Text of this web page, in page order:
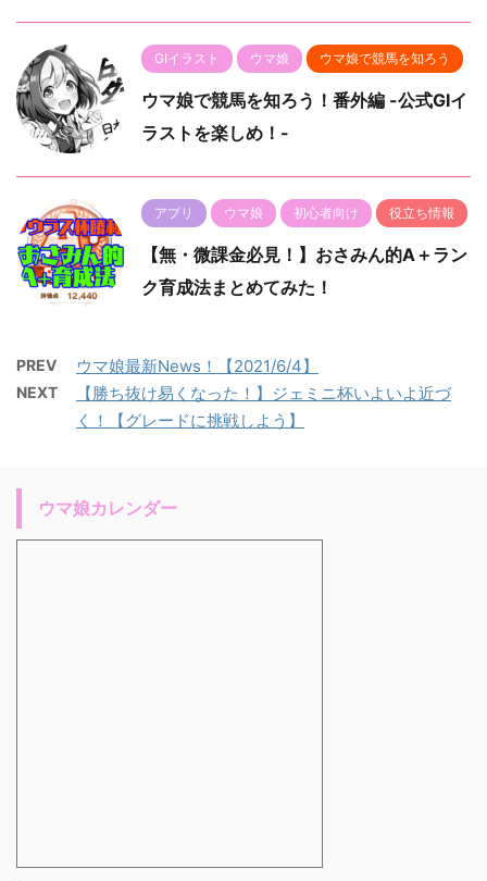
GⅠイラスト ウマ娘 ウマ娘で競馬を知ろう
ウマ娘で競馬を知ろう！番外編 -公式GⅠイ
ラストを楽しめ！-
アプリ ウマ娘 初心者向け 役立ち情報
【無・微課金必見！】おさみん的A＋ラン
ク育成法まとめてみた！
PREV ウマ娘最新News！【2021/6/4】
NEXT
【勝ち抜け易くなった！】ジェミニ杯いよいよ近づ
く！【グレードに挑戦しよう】
ウマ娘カレンダー